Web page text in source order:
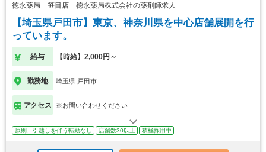
徳永薬局 笹目店 徳永薬局株式会社の薬剤師求人
【埼玉県戸田市】東京、神奈川県を中心店舗展開を行
っています。
給与 【時給】2,000円～
勤務地 埼玉県 戸田市
アクセス ※お問い合わせください
原則、引越しを伴う転勤なし 店舗数30以上 積極採用中